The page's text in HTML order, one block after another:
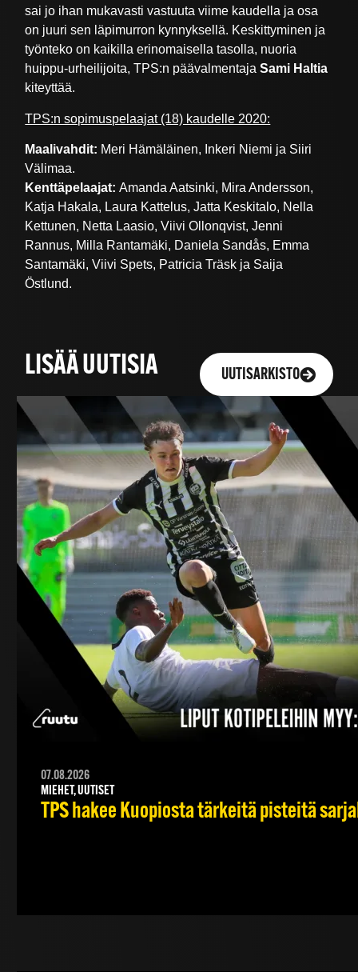
sai jo ihan mukavasti vastuuta viime kaudella ja osa
on juuri sen läpimurron kynnyksellä. Keskittyminen ja
työnteko on kaikilla erinomaisella tasolla, nuoria
huippu-urheilijoita, TPS:n päävalmentajaSami Haltia
kiteyttää.
TPS:n sopimuspelaajat (18) kaudelle 2020:
Maalivahdit: Meri Hämäläinen, Inkeri Niemi ja Siiri
Välimaa.
Kenttäpelaajat:Amanda Aatsinki, Mira Andersson,
Katja Hakala, Laura Kattelus, Jatta Keskitalo, Nella
Kettunen, Netta Laasio, Viivi Ollonqvist, Jenni
Rannus, Milla Rantamäki, Daniela Sandås, Emma
Santamäki, Viivi Spets, Patricia Träsk ja Saija
Östlund.
LISÄÄ UUTISIA UUTISARKISTO
07.08.2026
MIEHET, UUTISET
TPS hakee Kuopiosta tärkeitä pisteitä